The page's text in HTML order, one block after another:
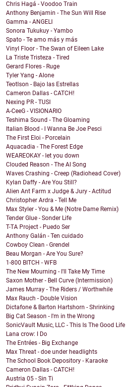
Chris Hagá - Voodoo Train
Anthony Benjamin - The Sun Will Rise
Gamma - ANGELI
Sonora Tukukuy - Yambo
Spato - Te amo más y más
Vinyl Floor - The Swan of Eileen Lake
La Triste Tristeza - Tired
Gerard Flores - Ruge
Tyler Yang - Alone
Teotlson - Bajo las Estrellas
Cameron Dallas - CATCH!
Nexing PR - TUSI
A-CeeG - VISIONARIO
Teshima Sound - The Gloaming
Italian Blood - I Wanna Be Joe Pesci
The First Eloi - Porcelain
Aquacadia - The Forest Edge
WEAREOKAY - let you down
Clouded Reason - The AI Song
Waves Crashing - Creep (Radiohead Cover)
Kylan Daffy - Are You Still?
Alien Ant Farm x Judge & Jury - Actitud
Christopher Ardra - Tell Me
Max Styler - You & Me (Notre Dame Remix)
Tender Glue - Sonder Life
T-TA Project - Puedo Ser
Anthony Galán - Ten cuidado
Cowboy Clean - Grendel
Beau Morgan - Are You Sure?
1-800 BITCH - WFB
The New Mourning - I'll Take My Time
Saxon Mother - Bell Curve (Intermission)
James Murray - The Riders / Worthwhile
Max Rauch - Double Vision
Dictafone & Barton Hartshorn - Shrinking
Big Cat Season - I'm in the Wrong
SonicVault Music, LLC - This Is The Good Life
Lana crow: I Do
The Entrées - Big Exchange
Max Threat - doe under headlights
The School Book Depository - Karaoke
Cameron Dallas - CATCH!
Austria 05 - Sin Ti